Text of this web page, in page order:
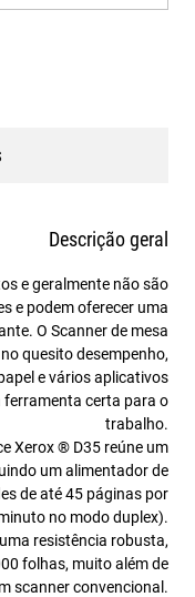
Descrição geral
e geralmente não são
e podem oferecer uma
O Scanner de mesa
quesito desempenho,
e vários aplicativos
ferramenta certa para o
trabalho.
Xerox ® D35 reúne um
um alimentador de
de até 45 páginas por
no modo duplex).
resistência robusta,
folhas, muito além de
scanner convencional.